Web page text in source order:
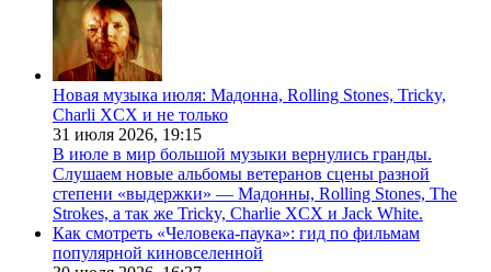
Новая музыка июля: Мадонна, Rolling Stones, Tricky,
Charli XCX и не только
31 июля 2026, 19:15
В июле в мир большой музыки вернулись гранды.
Слушаем новые альбомы ветеранов сцены разной
степени «выдержки» — Мадонны, Rolling Stones, The
Strokes, а так же Tricky, Charlie XCX и Jack White.
Как смотреть «Человека-паука»: гид по фильмам
популярной киновселенной